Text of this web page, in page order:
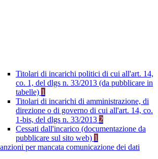
Titolari di incarichi politici di cui all'art. 14,
co. 1, del dlgs n. 33/2013 (da pubblicare in
tabelle) 1
Titolari di incarichi di amministrazione, di
direzione o di governo di cui all'art. 14, co.
1-bis, del dlgs n. 33/2013 2
Cessati dall'incarico (documentazione da
pubblicare sul sito web) 1
per mancata comunicazione dei dati